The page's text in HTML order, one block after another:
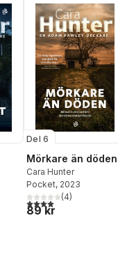
antal röster:
Del 6
Mörkare än döden
Cara Hunter
Pocket, 2023
4,0utav 5 stjärnor.
(4)
89 kr